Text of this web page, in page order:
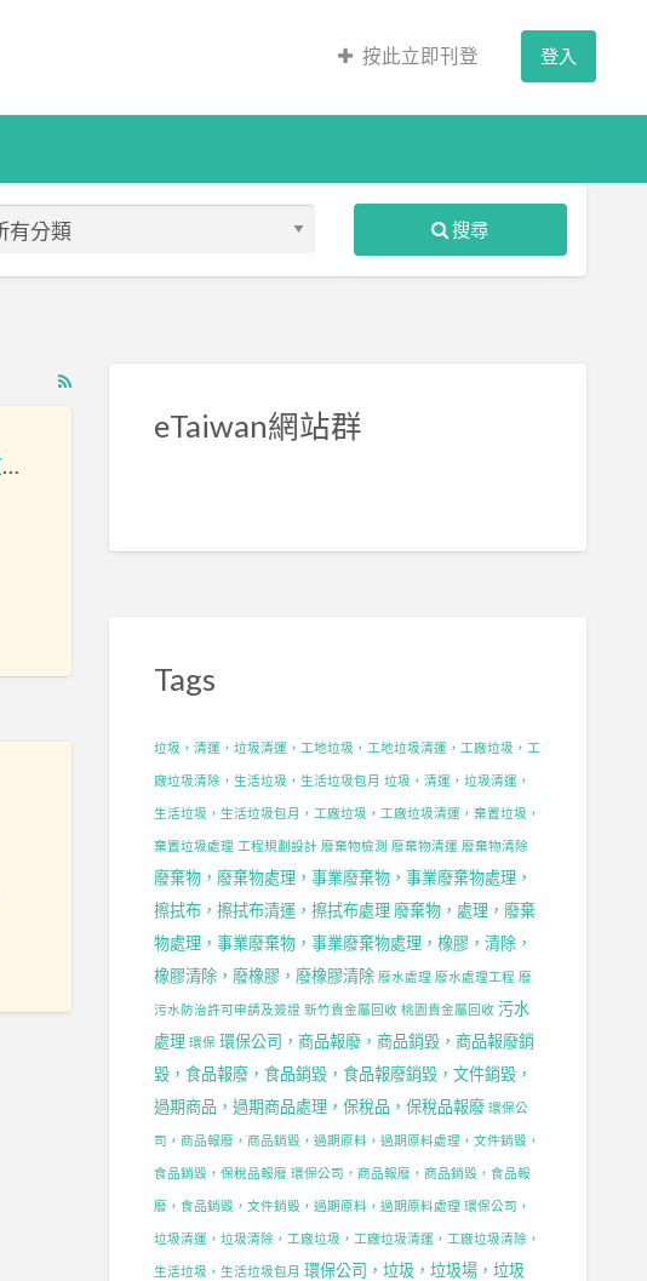
按此立即刊登 登入
搜尋
RSS
屬
新竹貴金屬回收 桃園貴金屬回收 環球貴金屬回收公司
eTaiwan網站群
Tags
垃圾，清運，垃圾清運，工地垃圾，工地垃圾清運，工廠垃圾，工
廠垃圾清除，生活垃圾，生活垃圾包月 垃圾，清運，垃圾清運，
生活垃圾，生活垃圾包月，工廠垃圾，工廠垃圾清運，棄置垃圾，
棄置垃圾處理 工程規劃設計 廢棄物檢測 廢棄物清運 廢棄物清除
廢棄物，廢棄物處理，事業廢棄物，事業廢棄物處理，
擦拭布，擦拭布清運，擦拭布處理 廢棄物，處理，廢棄
物處理，事業廢棄物，事業廢棄物處理，橡膠，清除，
橡膠清除，廢橡膠，廢橡膠清除 廢水處理 廢水處理工程 廢
污水防治許可申請及簽證 新竹貴金屬回收 桃園貴金屬回收 污水
處理 環保 環保公司，商品報廢，商品銷毀，商品報廢銷
毀，食品報廢，食品銷毀，食品報廢銷毀，文件銷毀，
過期商品，過期商品處理，保稅品，保稅品報廢 環保公
司，商品報廢，商品銷毀，過期原料，過期原料處理，文件銷毀，
食品銷毀，保稅品報廢 環保公司，商品報廢，商品銷毀，食品報
廢，食品銷毀，文件銷毀，過期原料，過期原料處理 環保公司，
垃圾清運，垃圾清除，工廠垃圾，工廠垃圾清運，工廠垃圾清除，
生活垃圾，生活垃圾包月 環保公司，垃圾，垃圾場，垃圾